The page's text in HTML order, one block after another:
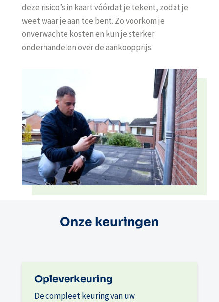
deze risico’s in kaart vóórdat je tekent, zodat je
weet waar je aan toe bent. Zo voorkom je
onverwachte kosten en kun je sterker
onderhandelen over de aankoopprijs.
Onze keuringen
Opleverkeuring
De compleet keuring van uw